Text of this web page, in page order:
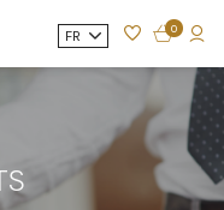
FR 0